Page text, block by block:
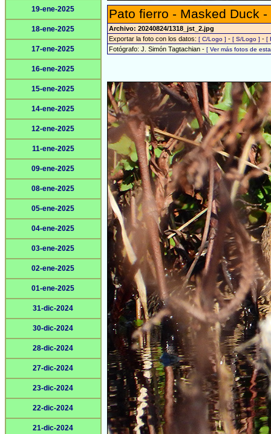
19-ene-2025
18-ene-2025
17-ene-2025
16-ene-2025
15-ene-2025
14-ene-2025
12-ene-2025
11-ene-2025
09-ene-2025
08-ene-2025
05-ene-2025
04-ene-2025
03-ene-2025
02-ene-2025
01-ene-2025
31-dic-2024
30-dic-2024
28-dic-2024
27-dic-2024
23-dic-2024
22-dic-2024
21-dic-2024
Pato fierro - Masked Duck -
Archivo: 20240824/1318_jst_2.jpg
Exportar la foto con los datos: [ C/Logo ] - [ S/Logo ] - [
Fotógrafo: J. Simón Tagtachian - [ Ver más fotos de